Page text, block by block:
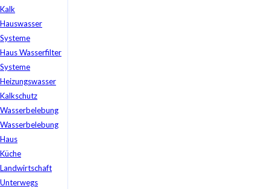
Kalk
Hauswasser
Systeme
Haus Wasserfilter
Systeme
Heizungswasser
Kalkschutz
Wasserbelebung
Wasserbelebung
Haus
Küche
Landwirtschaft
Unterwegs